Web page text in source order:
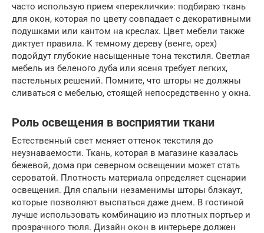
часто использую прием «переклички»: подбираю ткань
для окон, которая по цвету совпадает с декоративными
подушками или кантом на креслах. Цвет мебели также
диктует правила. К темному дереву (венге, орех)
подойдут глубокие насыщенные тона текстиля. Светлая
мебель из беленого дуба или ясеня требует легких,
пастельных решений. Помните, что шторы не должны
сливаться с мебелью, стоящей непосредственно у окна.
Роль освещения в восприятии ткани
Естественный свет меняет оттенок текстиля до
неузнаваемости. Ткань, которая в магазине казалась
бежевой, дома при северном освещении может стать
сероватой. Плотность материала определяет сценарии
освещения. Для спальни незаменимы шторы блэкаут,
которые позволяют выспаться даже днем. В гостиной
лучше использовать комбинацию из плотных портьер и
прозрачного тюля. Дизайн окон в интерьере должен